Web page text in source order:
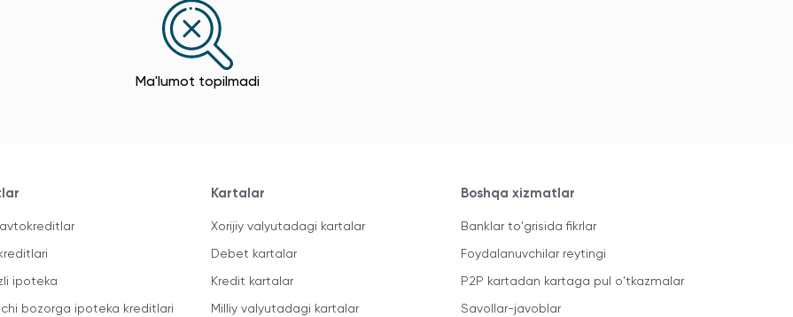
Ma'lumot topilmadi
ipoteka
bozorga ipoteka kreditlari
Kartalar
Xorijiy valyutadagi kartalar
Debet kartalar
Kredit kartalar
Milliy valyutadagi kartalar
Boshqa xizmatlar
Banklar to'grisida fikrlar
Foydalanuvchilar reytingi
P2P kartadan kartaga pul o'tkazmalar
Savollar-javoblar